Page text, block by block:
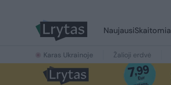
Naujausi
Karas Ukrainoje Žalioji erdvė